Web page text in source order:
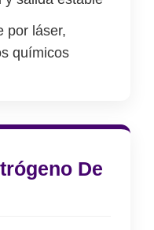
por láser,
químicos
De